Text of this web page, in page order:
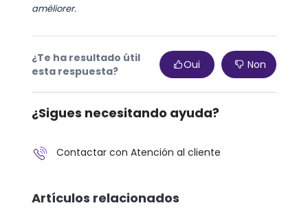
améliorer.
¿Te ha resultado útil
esta respuesta?
Oui Non
¿Sigues necesitando ayuda?
Contactar con Atención al cliente
Artículos relacionados